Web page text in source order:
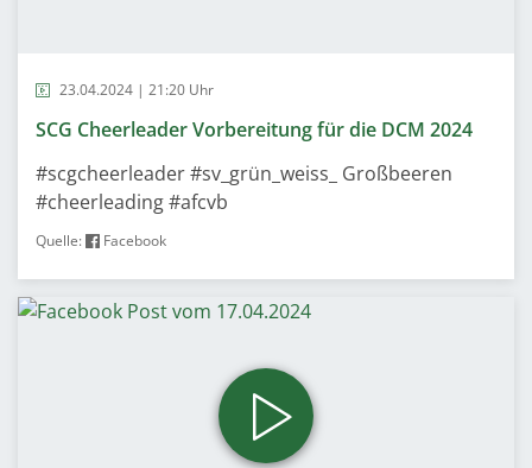
23.04.2024 | 21:20 Uhr
SCG Cheerleader Vorbereitung für die DCM 2024
#scgcheerleader #sv_grün_weiss_ Großbeeren
#cheerleading #afcvb
Quelle: Facebook